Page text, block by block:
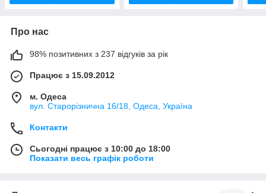
Про нас
98% позитивних з 237 відгуків за рік
Працює з 15.09.2012
м. Одеса
вул. Старорізнична 16/18, Одеса, Україна
Контакти
Сьогодні працює з 10:00 до 18:00
Показати весь графік роботи